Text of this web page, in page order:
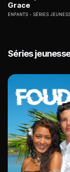
Grace
ENFANTS SÉRIES
Séries